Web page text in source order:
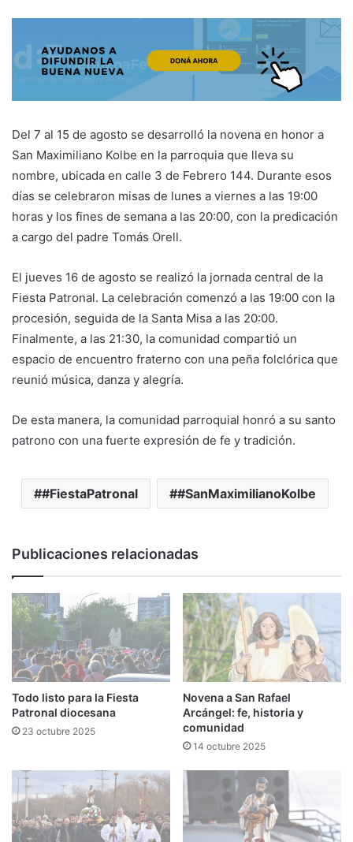
Del 7 al 15 de agosto se desarrolló la novena en honor a
San Maximiliano Kolbe en la parroquia que lleva su
nombre, ubicada en calle 3 de Febrero 144. Durante esos
días se celebraron misas de lunes a viernes a las 19:00
horas y los fines de semana a las 20:00, con la predicación
a cargo del padre Tomás Orell.
El jueves 16 de agosto se realizó la jornada central de la
Fiesta Patronal. La celebración comenzó a las 19:00 con la
procesión, seguida de la Santa Misa a las 20:00.
Finalmente, a las 21:30, la comunidad compartió un
espacio de encuentro fraterno con una peña folclórica que
reunió música, danza y alegría.
De esta manera, la comunidad parroquial honró a su santo
patrono con una fuerte expresión de fe y tradición.
#FiestaPatronal #SanMaximilianoKolbe
Publicaciones relacionadas
Todo listo para la Fiesta
Patronal diocesana
23 octubre 2025
Novena a San Rafael
Arcángel: fe, historia y
comunidad
14 octubre 2025